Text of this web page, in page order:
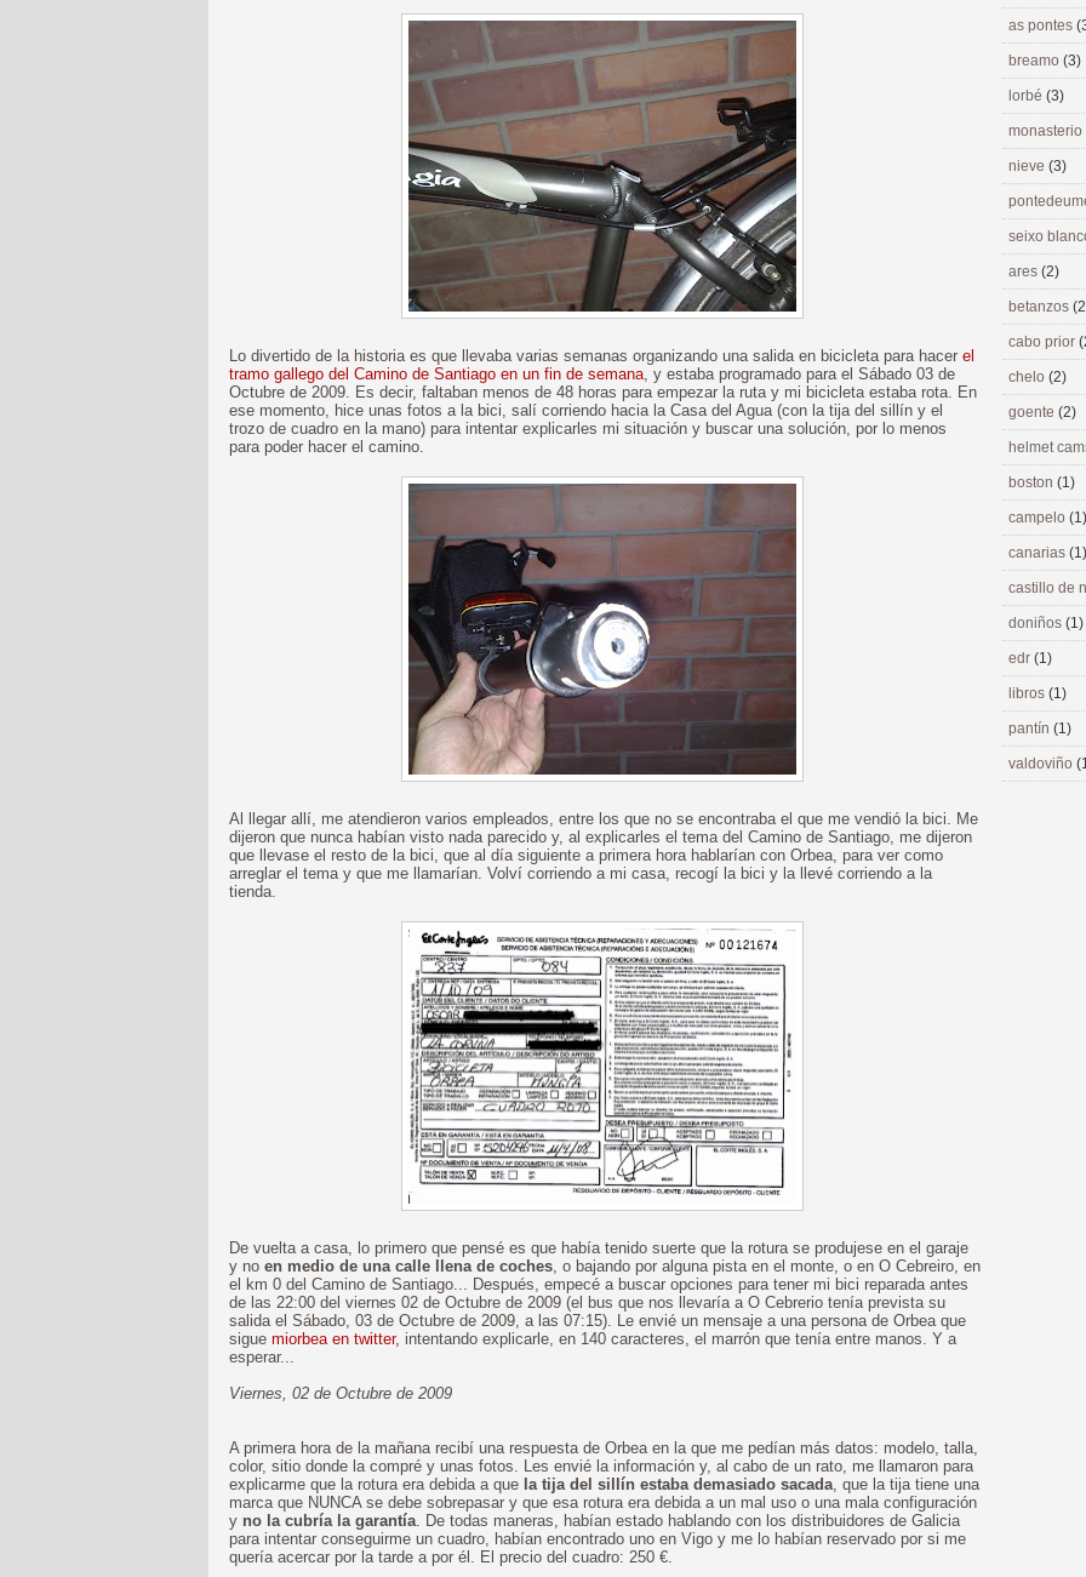
Lo divertido de la historia es que llevaba varias semanas organizando una salida en bicicleta para hacer el
tramo gallego del Camino de Santiago en un fin de semana, y estaba programado para el Sábado 03 de
Octubre de 2009. Es decir, faltaban menos de 48 horas para empezar la ruta y mi bicicleta estaba rota. En
ese momento, hice unas fotos a la bici, salí corriendo hacia la Casa del Agua (con la tija del sillín y el
trozo de cuadro en la mano) para intentar explicarles mi situación y buscar una solución, por lo menos
para poder hacer el camino.
Al llegar allí, me atendieron varios empleados, entre los que no se encontraba el que me vendió la bici. Me
dijeron que nunca habían visto nada parecido y, al explicarles el tema del Camino de Santiago, me dijeron
que llevase el resto de la bici, que al día siguiente a primera hora hablarían con Orbea, para ver como
arreglar el tema y que me llamarían. Volví corriendo a mi casa, recogí la bici y la llevé corriendo a la
tienda.
De vuelta a casa, lo primero que pensé es que había tenido suerte que la rotura se produjese en el garaje
y no en medio de una calle llena de coches, o bajando por alguna pista en el monte, o en O Cebreiro, en
el km 0 del Camino de Santiago... Después, empecé a buscar opciones para tener mi bici reparada antes
de las 22:00 del viernes 02 de Octubre de 2009 (el bus que nos llevaría a O Cebrerio tenía prevista su
salida el Sábado, 03 de Octubre de 2009, a las 07:15). Le envié un mensaje a una persona de Orbea que
sigue miorbea en twitter, intentando explicarle, en 140 caracteres, el marrón que tenía entre manos. Y a
esperar...
Viernes, 02 de Octubre de 2009
A primera hora de la mañana recibí una respuesta de Orbea en la que me pedían más datos: modelo, talla,
color, sitio donde la compré y unas fotos. Les envié la información y, al cabo de un rato, me llamaron para
explicarme que la rotura era debida a que la tija del sillín estaba demasiado sacada, que la tija tiene una
marca que NUNCA se debe sobrepasar y que esa rotura era debida a un mal uso o una mala configuración
y no la cubría la garantía. De todas maneras, habían estado hablando con los distribuidores de Galicia
para intentar conseguirme un cuadro, habían encontrado uno en Vigo y me lo habían reservado por si me
quería acercar por la tarde a por él. El precio del cuadro: 250 €.
as pontes
breamo (3)
lorbé (3)
nieve (3)
seixo
ares (2)
betanzos
cabo prior
chelo (2)
goente (2)
helmet
boston (1)
campelo (1)
canarias (1)
castillo de
doniños (1)
edr (1)
libros (1)
pantín (1)
valdoviño